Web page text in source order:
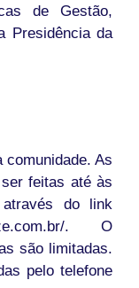
de Gestão,
Presidência da
comunidade. As
feitas até às
do link
. O
são limitadas.
pelo telefone